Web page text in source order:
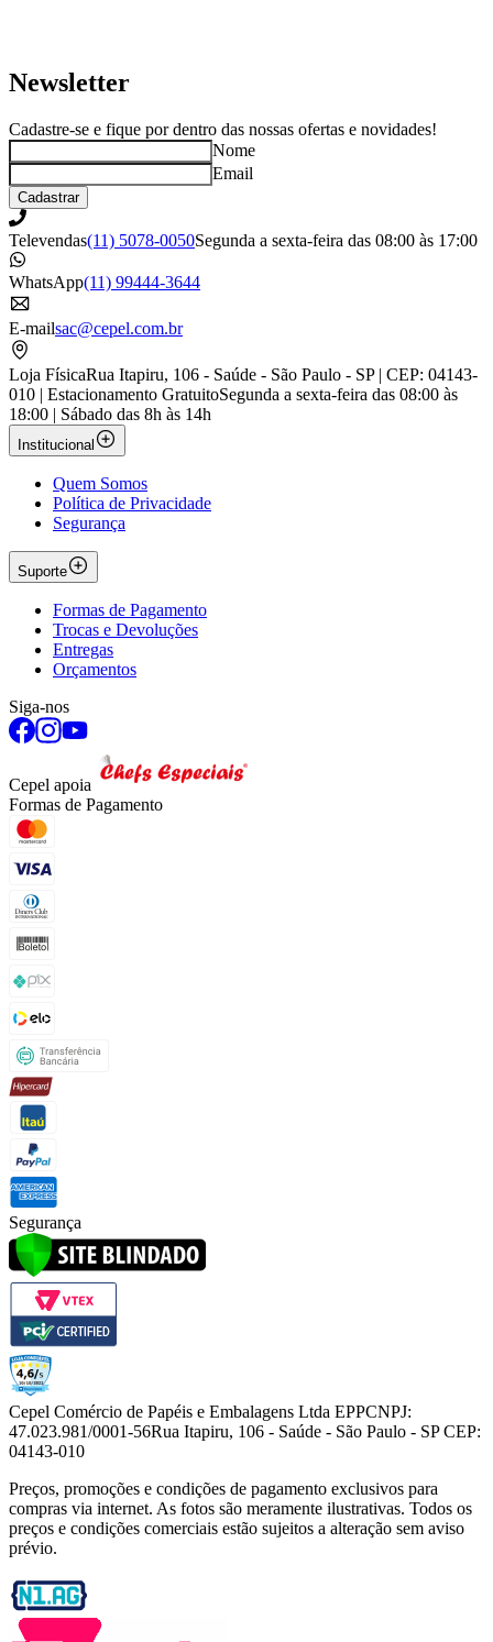
Newsletter
Cadastre-se e fique por dentro das nossas ofertas e novidades!
Nome
Email
Cadastrar
Televendas(11) 5078-0050Segunda a sexta-feira das 08:00 às 17:00
WhatsApp(11) 99444-3644
E-mailsac@cepel.com.br
Loja FísicaRua Itapiru, 106 - Saúde - São Paulo - SP | CEP: 04143-
010 | Estacionamento GratuitoSegunda a sexta-feira das 08:00 às
18:00 | Sábado das 8h às 14h
Institucional
Quem Somos
Política de Privacidade
Segurança
Suporte
Formas de Pagamento
Trocas e Devoluções
Entregas
Orçamentos
Siga-nos
Cepel apoia
Formas de Pagamento
Segurança
Cepel Comércio de Papéis e Embalagens Ltda EPPCNPJ:
47.023.981/0001-56Rua Itapiru, 106 - Saúde - São Paulo - SP CEP:
04143-010
Preços, promoções e condições de pagamento exclusivos para
compras via internet. As fotos são meramente ilustrativas. Todos os
preços e condições comerciais estão sujeitos a alteração sem aviso
prévio.